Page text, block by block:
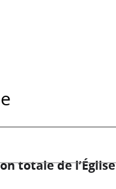
totale de l’Église